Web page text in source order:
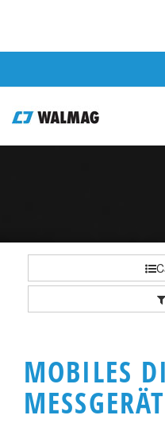
Walmag
MOBILES